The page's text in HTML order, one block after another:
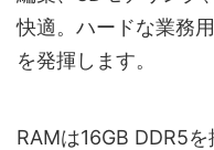
快適。ハードな業務
を発揮します。
RAMは16GB DDR5